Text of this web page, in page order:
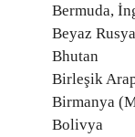
Bermuda,
Beyaz Rusya
Bhutan
Birleşik
Birmanya
Bolivya